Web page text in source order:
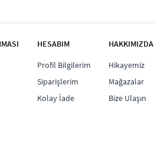
HESABIM
Profil Bilgilerim
Siparişlerim
Kolay İade
HAKKIMIZDA
Hikayemiz
Mağazalar
Bize Ulaşın